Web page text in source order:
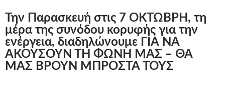
Την Παρασκευή στις 7 ΟΚΤΩΒΡΗ, τη
μέρα της συνόδου κορυφής για την
ενέργεια, διαδηλώνουμε ΓΙΑ ΝΑ
ΑΚΟΥΣΟΥΝ ΤΗ ΦΩΝΗ ΜΑΣ – ΘΑ
ΜΑΣ ΒΡΟΥΝ ΜΠΡΟΣΤΑ ΤΟΥΣ